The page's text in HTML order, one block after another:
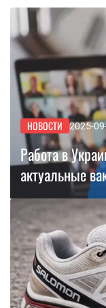
НОВОСТИ 2025-
Работа в
актуальные